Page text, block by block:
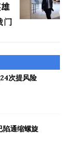
门
次提风险
陷通缩螺旋